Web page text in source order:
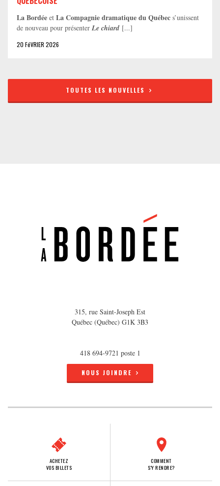
La Bordée et La Compagnie dramatique du Québec s’unissent
de nouveau pour présenter Le chiard [...]
20 FéVRIER 2026
TOUTES LES NOUVELLES
315, rue Saint-Joseph Est
Québec (Québec) G1K 3B3
418 694-9721 poste 1
NOUS JOINDRE
ACHETEZ
VOS BILLETS
COMMENT
S'Y RENDRE?